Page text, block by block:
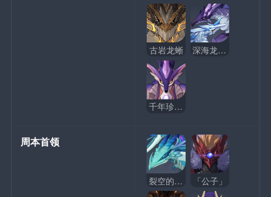
古岩龙蜥 深海龙蜥之群
千年珍珠骏麟
周本首领
裂空的魔龙 「公子」